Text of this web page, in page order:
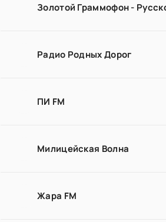
Золотой Граммофон -
Радио Родных Дорог
ПИ FM
Милицейская Волна
Жара FM